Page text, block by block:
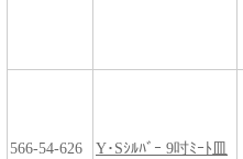
566-54-626 Y･Sｼﾙﾊﾞｰ 9吋ﾐｰﾄ皿